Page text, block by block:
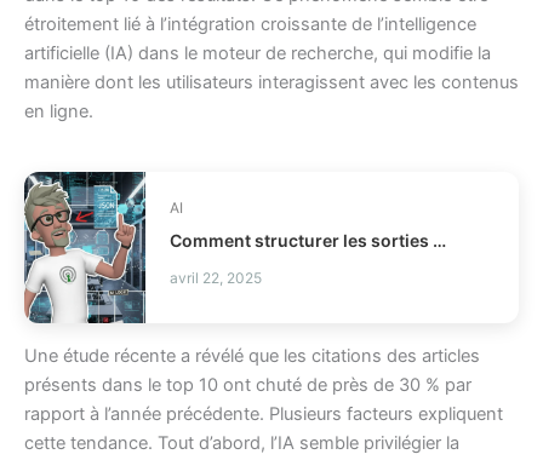
étroitement lié à l’intégration croissante de l’intelligence
artificielle (IA) dans le moteur de recherche, qui modifie la
manière dont les utilisateurs interagissent avec les contenus
en ligne.
AI
Comment structurer les sorties LLM avec Outlines ?
avril 22, 2025
Une étude récente a révélé que les citations des articles
présents dans le top 10 ont chuté de près de 30 % par
rapport à l’année précédente. Plusieurs facteurs expliquent
cette tendance. Tout d’abord, l’IA semble privilégier la